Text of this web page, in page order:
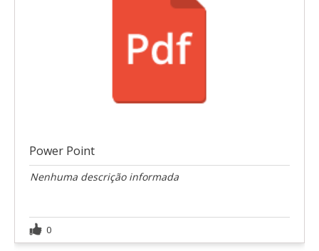
Power Point
Nenhuma descrição informada
0